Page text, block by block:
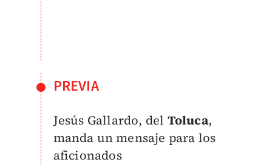
PREVIA
Jesús Gallardo, del Toluca,
manda un mensaje para los
aficionados